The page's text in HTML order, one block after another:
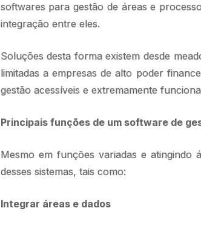
softwares para gestão de áreas e
integração entre eles.
Soluções desta forma existem desde
limitadas a empresas de alto poder
gestão acessíveis e extremamente
Principais funções de um software de
Mesmo em funções variadas e atingindo
desses sistemas, tais como:
Integrar áreas e dados